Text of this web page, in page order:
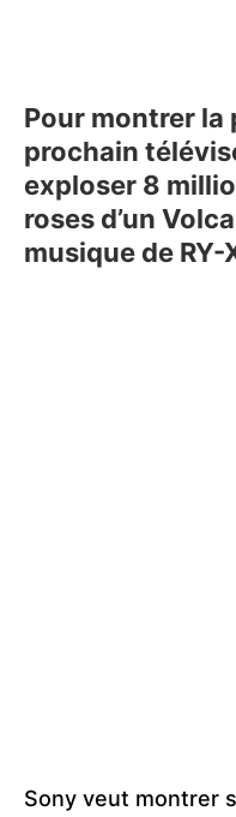
Pour montrer la
prochain
exploser 8
roses d’un
musique de RY-
Sony veut montrer